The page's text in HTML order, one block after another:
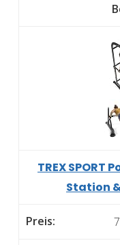
TREX SPORT
Station